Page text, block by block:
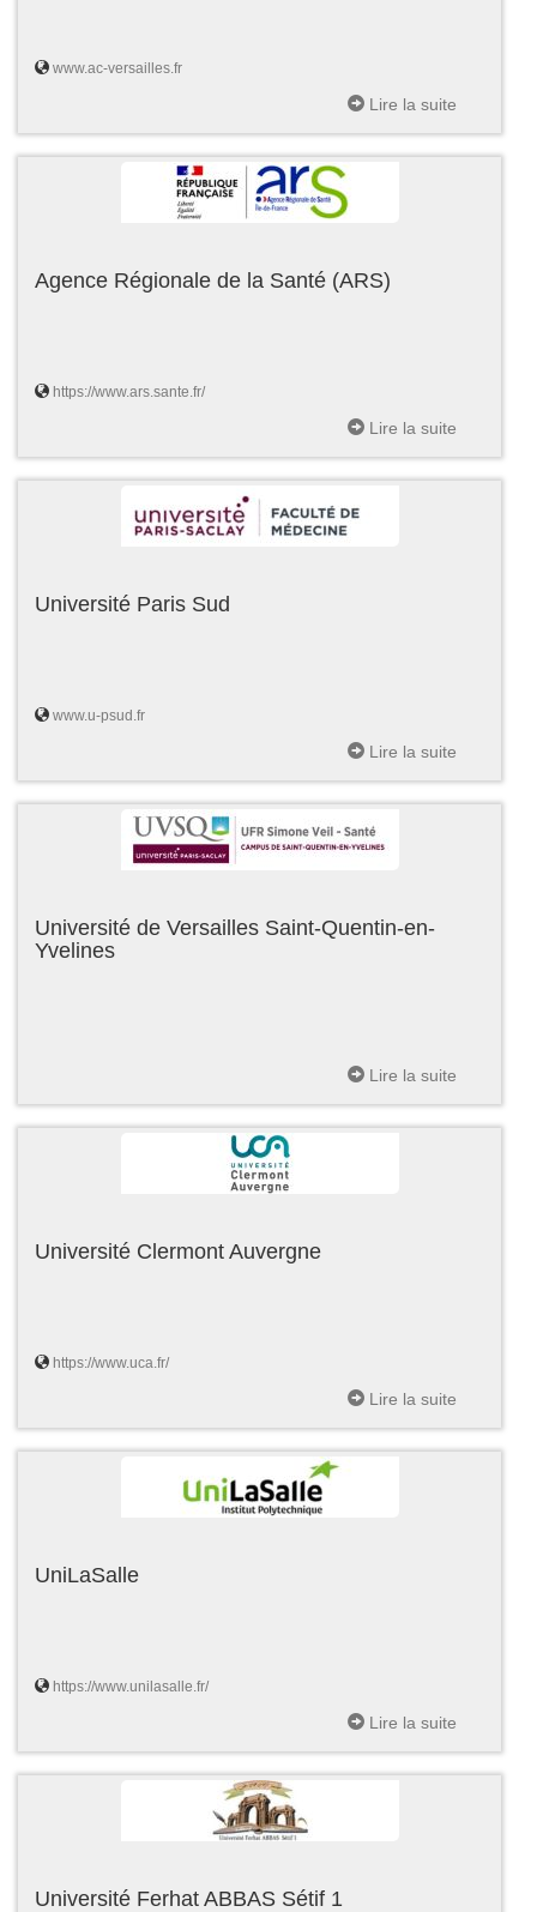
www.ac-versailles.fr
Lire la suite
Agence Régionale de la Santé (ARS)
https://www.ars.sante.fr/
Lire la suite
Université Paris Sud
www.u-psud.fr
Lire la suite
Université de Versailles Saint-Quentin-en-
Yvelines
Lire la suite
Université Clermont Auvergne
https://www.uca.fr/
Lire la suite
UniLaSalle
https://www.unilasalle.fr/
Lire la suite
Université Ferhat ABBAS Sétif 1